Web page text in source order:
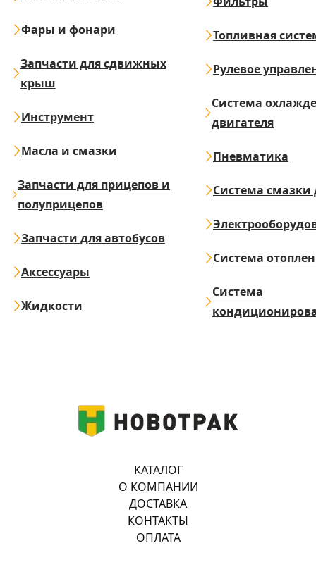
Фары и фонари
Запчасти для сдвижных
крыш
Инструмент
Масла и смазки
Запчасти для прицепов и
полуприцепов
Запчасти для автобусов
Аксессуары
Жидкости
Топливная
Рулевое
Система
двигателя
Пневматика
Система смазки
Система
Система
КАТАЛОГ
О КОМПАНИИ
ДОСТАВКА
КОНТАКТЫ
ОПЛАТА